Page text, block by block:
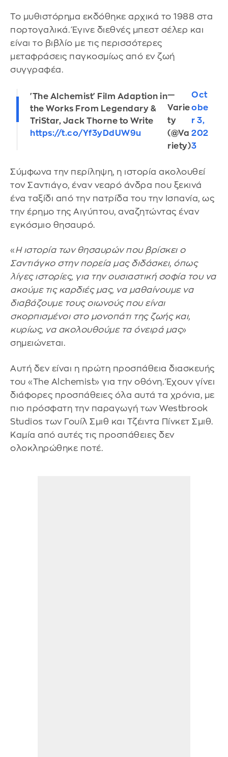
Το μυθιστόρημα εκδόθηκε αρχικά το 1988 στα
πορτογαλικά. Έγινε διεθνές μπεστ σέλερ και
είναι το βιβλίο με τις περισσότερες
μεταφράσεις παγκοσμίως από εν ζωή
συγγραφέα.
'The Alchemist' Film Adaption in
the Works From Legendary &
TriStar, Jack Thorne to Write
https://t.co/Yf3yDdUW9u
—
Varie
ty
(@Va
riety)
Oct
obe
r 3,
202
3
Σύμφωνα την περίληψη, η ιστορία ακολουθεί
τον Σαντιάγο, έναν νεαρό άνδρα που ξεκινά
ένα ταξίδι από την πατρίδα του την Ισπανία, ως
την έρημο της Αιγύπτου, αναζητώντας έναν
εγκόσμιο θησαυρό.
«Η ιστορία των θησαυρών που βρίσκει ο
Σαντιάγκο στην πορεία μας διδάσκει, όπως
λίγες ιστορίες, για την ουσιαστική σοφία του να
ακούμε τις καρδιές μας, να μαθαίνουμε να
διαβάζουμε τους οιωνούς που είναι
σκορπισμένοι στο μονοπάτι της ζωής και,
κυρίως, να ακολουθούμε τα όνειρά μας»
σημειώνεται.
Αυτή δεν είναι η πρώτη προσπάθεια διασκευής
του «The Alchemist» για την οθόνη. Έχουν γίνει
διάφορες προσπάθειες όλα αυτά τα χρόνια, με
πιο πρόσφατη την παραγωγή των Westbrook
Studios των Γουίλ Σμιθ και Τζέιντα Πίνκετ Σμιθ.
Καμία από αυτές τις προσπάθειες δεν
ολοκληρώθηκε ποτέ.